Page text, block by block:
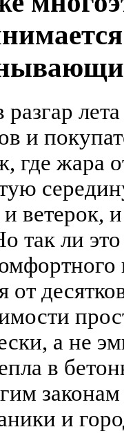
и
где жара
ветерок,
так ли
от
а не
в
и